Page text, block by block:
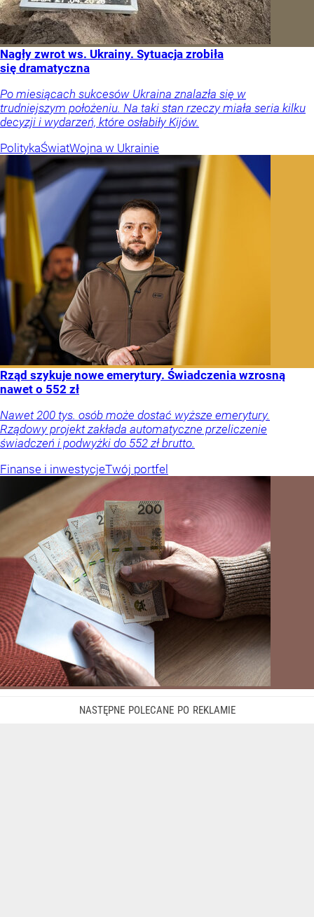
Nagły zwrot ws. Ukrainy. Sytuacja zrobiła
się dramatyczna
Po miesiącach sukcesów Ukraina znalazła się w
trudniejszym położeniu. Na taki stan rzeczy miała seria kilku
decyzji i wydarzeń, które osłabiły Kijów.
PolitykaŚwiatWojna w Ukrainie
Rząd szykuje nowe emerytury. Świadczenia wzrosną
nawet o 552 zł
Nawet 200 tys. osób może dostać wyższe emerytury.
Rządowy projekt zakłada automatyczne przeliczenie
świadczeń i podwyżki do 552 zł brutto.
Finanse i inwestycjeTwój portfel